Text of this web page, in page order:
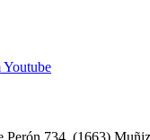
Youtube